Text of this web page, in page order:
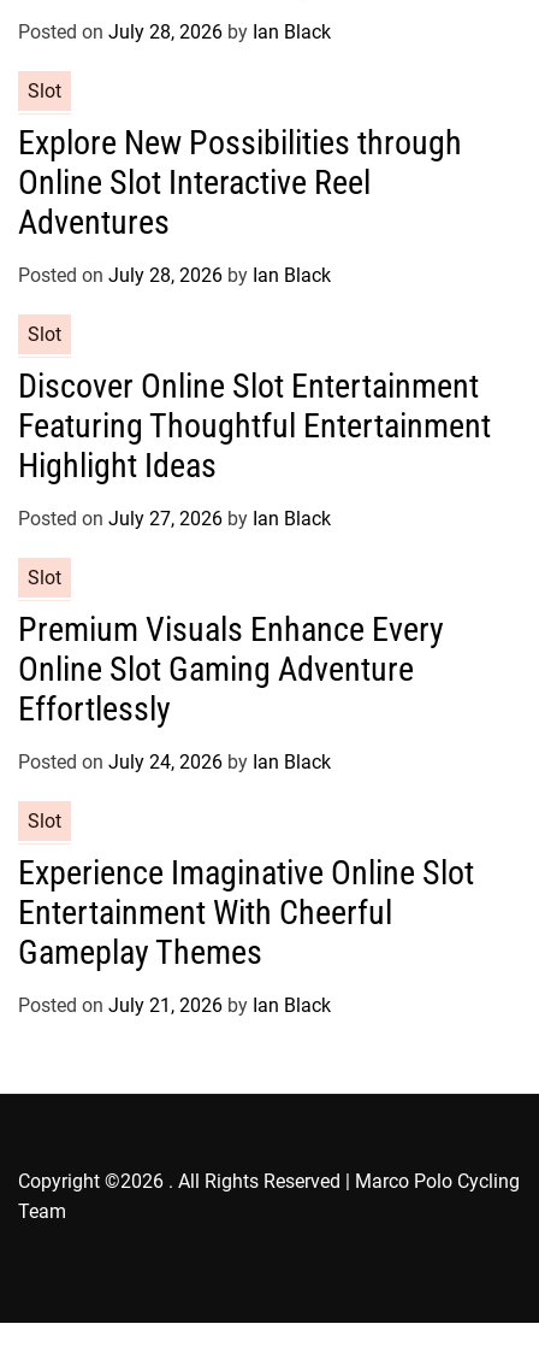
o
e
s
Posted on July 28, 2026 by Ian Black
a
e
g
o
r
s
Slot
Explore New Possibilities through
Online Slot Interactive Reel
Adventures
Posted on July 28, 2026 by Ian Black
a
e
g
o
r
s
Slot
Discover Online Slot Entertainment
Featuring Thoughtful Entertainment
Highlight Ideas
Posted on July 27, 2026 by Ian Black
a
e
g
o
r
s
Slot
Premium Visuals Enhance Every
Online Slot Gaming Adventure
Effortlessly
Posted on July 24, 2026 by Ian Black
a
e
g
o
r
Slot
Experience Imaginative Online Slot
Entertainment With Cheerful
Gameplay Themes
Posted on July 21, 2026 by Ian Black
Copyright ©2026 . All Rights Reserved | Marco Polo Cycling
Team